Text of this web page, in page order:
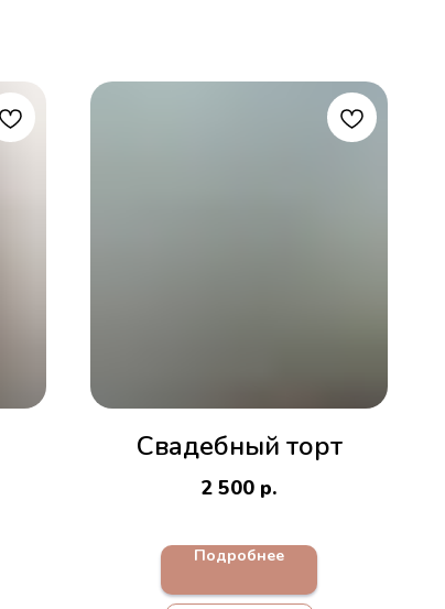
Свадебный торт
2 500 р.
Подробнее